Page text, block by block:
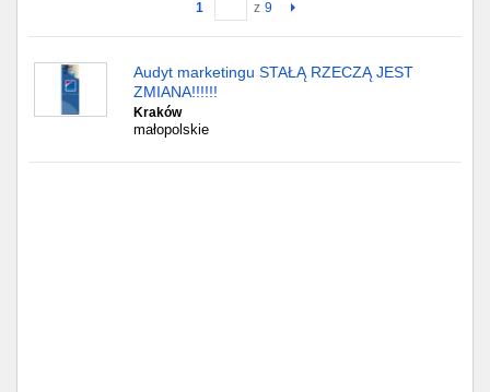
1 z 9
Audyt marketingu STAŁĄ RZECZĄ JEST
ZMIANA!!!!!!
Kraków
małopolskie
Chorzów
Lublin